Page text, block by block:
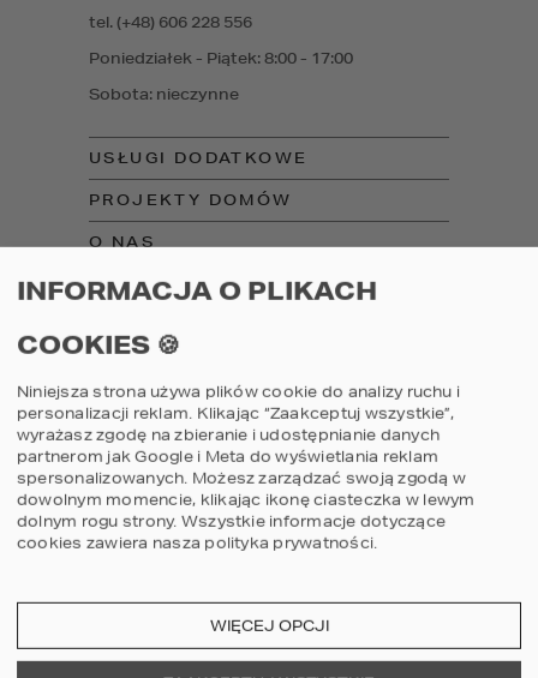
USŁUGI DODATKOWE
PROJEKTY DOMÓW
O NAS
OFERTA DLA DEWELOPERA
Poniedziałek - Piątek: 8:00 - 17:00
Sobota: nieczynne
tel. (+48) 606 228 556
ŚLEDŹ NAS
INFORMACJA O PLIKACH
COOKIES 🍪
Niniejsza strona używa plików cookie do analizy ruchu i
personalizacji reklam. Klikając “Zaakceptuj wszystkie”,
wyrażasz zgodę na zbieranie i udostępnianie danych
partnerom jak Google i Meta do wyświetlania reklam
spersonalizowanych. Możesz zarządzać swoją zgodą w
dowolnym momencie, klikając ikonę ciasteczka w lewym
dolnym rogu strony. Wszystkie informacje dotyczące
cookies zawiera nasza polityka prywatności.
WIĘCEJ OPCJI